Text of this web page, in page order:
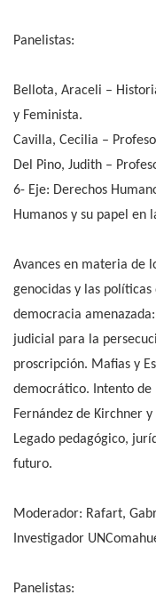
Panelistas:
Bellota, Araceli –
y Feminista.
Cavilla, Cecilia –
Del Pino, Judith –
6- Eje: Derechos
Humanos y su papel en
Avances en materia de
genocidas y las
democracia
judicial para la
proscripción. Mafias y
democrático. Intento
Fernández de Kirchner
Legado pedagógico,
futuro.
Moderador: Rafart,
Investigador
Panelistas: